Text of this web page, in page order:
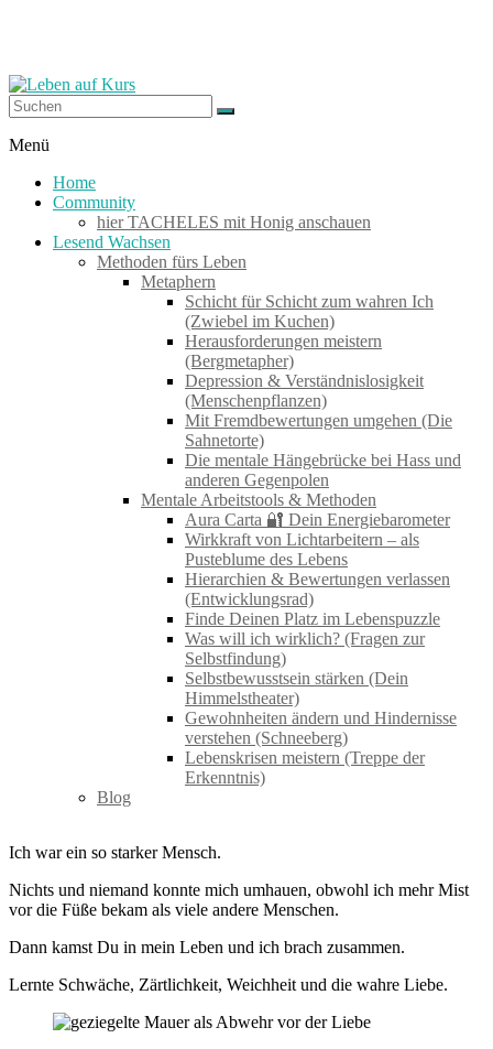
Leben
Kurs
Werkzeuge
Menü
Home
Community
hier TACHELES mit Honig anschauen
Lesend Wachsen
Methoden fürs Leben
Metaphern
Schicht für Schicht zum wahren Ich
(Zwiebel im Kuchen)
Herausforderungen meistern
(Bergmetapher)
Depression & Verständnislosigkeit
(Menschenpflanzen)
Mit Fremdbewertungen umgehen (Die
Sahnetorte)
Die mentale Hängebrücke bei Hass und
anderen Gegenpolen
Mentale Arbeitstools & Methoden
Aura Carta 🔐 Dein Energiebarometer
Wirkkraft von Lichtarbeitern – als
Pusteblume des Lebens
Hierarchien & Bewertungen verlassen
(Entwicklungsrad)
Finde Deinen Platz im Lebenspuzzle
Was will ich wirklich? (Fragen zur
Selbstfindung)
Selbstbewusstsein stärken (Dein
Himmelstheater)
Gewohnheiten ändern und Hindernisse
verstehen (Schneeberg)
Lebenskrisen meistern (Treppe der
Erkenntnis)
Blog
Ich war ein so starker Mensch.
Nichts und niemand konnte mich umhauen, obwohl ich mehr Mist
vor die Füße bekam als viele andere Menschen.
Dann kamst Du in mein Leben und ich brach zusammen.
Lernte Schwäche, Zärtlichkeit, Weichheit und die wahre Liebe.